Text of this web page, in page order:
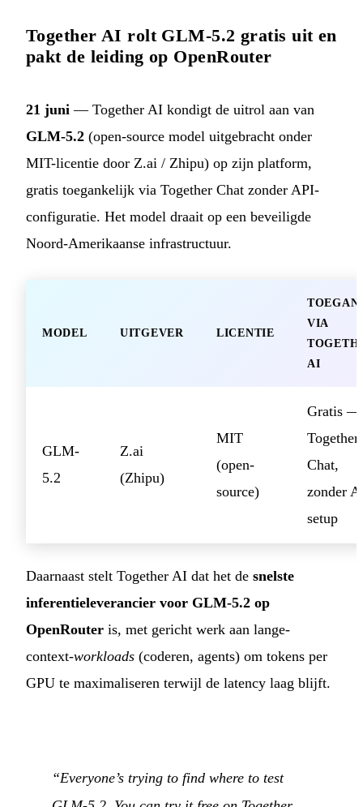
Together AI rolt GLM-5.2 gratis uit en
pakt de leiding op OpenRouter
21 juni — Together AI kondigt de uitrol aan van
GLM-5.2 (open-source model uitgebracht onder
MIT-licentie door Z.ai / Zhipu) op zijn platform,
gratis toegankelijk via Together Chat zonder API-
configuratie. Het model draait op een beveiligde
Noord-Amerikaanse infrastructuur.
MODEL UITGEVER LICENTIE
VIA
AI
GLM-
5.2
Z.ai
(Zhipu)
MIT
(open-
source)
Gratis —
Together
Chat,
zonder
setup
Daarnaast stelt Together AI dat het de snelste
inferentieleverancier voor GLM-5.2 op
OpenRouter is, met gericht werk aan lange-
context-workloads (coderen, agents) om tokens per
GPU te maximaliseren terwijl de latency laag blijft.
“Everyone’s trying to find where to test